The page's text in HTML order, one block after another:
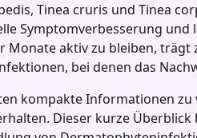
Tinea cruris und Tinea
Symptomverbesserung
aktiv zu bleiben,
bei denen das
kompakte Informationen
Dieser kurze